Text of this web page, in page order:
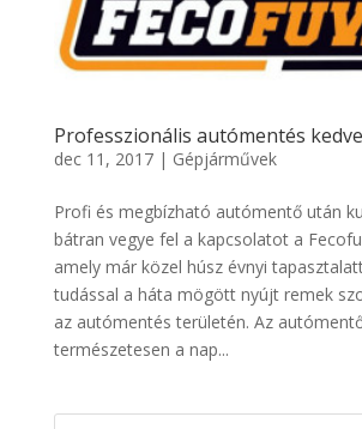
Professzionális autómentés
dec 11, 2017| Gépjárművek
Profi és megbízható autómentő után
bátran vegye fel a kapcsolatot a
amely már közel húsz évnyi
tudással a háta mögött nyújt remek
az autómentés területén. Az
természetesen a nap...